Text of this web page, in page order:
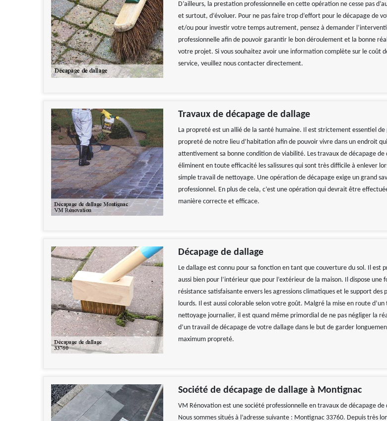
D’ailleurs, la prestation professionnelle en cette opération ne cesse pas
et surtout, d’évoluer. Pour ne pas faire trop d’effort pour le décapage de
et/ou pour investir votre temps autrement, pensez à demander
professionnelle afin de pouvoir garantir le bon déroulement et la bonne
votre projet. Si vous souhaitez avoir une information complète sur le coût
service, veuillez nous contacter directement.
Travaux de décapage de dallage
La propreté est un allié de la santé humaine. Il est strictement essentiel de
propreté de notre lieu d’habitation afin de pouvoir vivre dans un endroit
attentivement sa bonne condition de viabilité. Les travaux de décapage de
éliminent en toute efficacité les salissures qui sont très difficile à enlever
simple travail de nettoyage. Une opération de décapage exige un grand
professionnel. En plus de cela, c’est une opération qui devrait être
manière correcte et efficace.
Décapage de dallage
Le dallage est connu pour sa fonction en tant que couverture du sol. Il est
aussi bien pour l’intérieur que pour l’extérieur de la maison. Il dispose une
résistance satisfaisante envers les agressions climatiques et le support des
lourds. Il est aussi colorable selon votre goût. Malgré la mise en route
nettoyage journalier, il est quand même primordial de ne pas négliger la
d’un travail de décapage de votre dallage dans le but de garder
maximum propreté.
Société de décapage de dallage à Montignac
VM Rénovation est une société professionnelle en travaux de décapage de
Nous sommes situés à l’adresse suivante : Montignac 33760. Depuis très